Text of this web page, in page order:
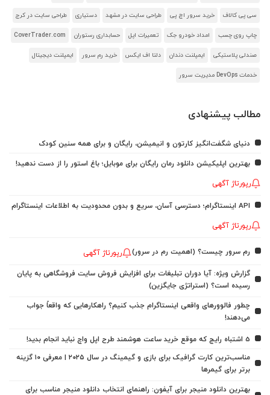
سی پی کالاف خرید سرور اچ پی طراحی سایت در مشهد دستیاری طراحی سایت در کرج
چاپ روی چسب امداد خودرو جک تعمیرات اپل حسابداری رستوران CoverTrader.com
صندلی پلاستیکی ایمپلنت دندان دلتا اف ایکس خرید رم سرور ایمپلنت دیجیتال
خدمات DevOps مدیریت سرور
مطالب پیشنهادی
دنیای شگفت‌انگیز کارتون و انیمیشن، رایگان و برای همه سنین کودک
بهترین اپلیکیشن دانلود رمان رایگان برای موبایل؛ باغ استور را از دست ندهید!
رپورتاژ آگهی
API اینستاگرام؛ دسترسی آسان، سریع و بدون محدودیت به اطلاعات اینستاگرام
رپورتاژ آگهی
رم سرور چیست؟ (اهمیت رم در سرور) رپورتاژ آگهی
گزارش ویژه: آیا دوران تبلیغات برای افزایش فروش سایت فروشگاهی به پایان
رسیده است؟ (استراتژی جایگزین)
چطور فالوورهای واقعی اینستاگرام جذب کنیم؟ راهکارهایی که واقعاً جواب
می‌دهند!
5 اشتباه رایج که موقع خرید ساعت هوشمند طرح اپل واچ نباید انجام بدید!
مناسب‌ترین کارت گرافیک برای بازی و گیمینگ در سال ۲۰۲۵ | معرفی ۱۰ گزینه
برتر برای گیمرها
بهترین دانلود منیجر برای آیفون: راهنمای انتخاب دانلود منیجر مناسب برای